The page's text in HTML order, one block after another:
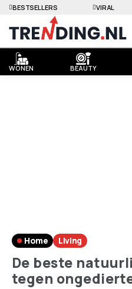
WONEN BEAUTY
BESTSELLERS VIRAL
Home Living
De beste
tegen